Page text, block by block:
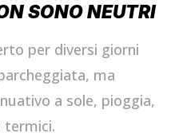
SONO NEUTRI
per diversi giorni
ma
a sole, pioggia,
termici.